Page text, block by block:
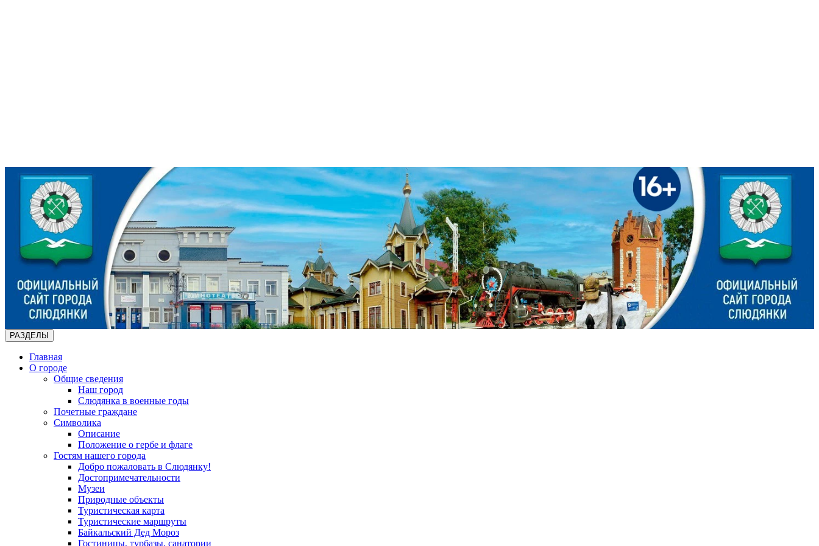
РАЗДЕЛЫ
Главная
О городе
Общие сведения
Наш город
Слюдянка в военные годы
Почетные граждане
Символика
Описание
Положение о гербе и флаге
Гостям нашего города
Добро пожаловать в Слюдянку!
Достопримечательности
Музеи
Природные объекты
Туристическая карта
Туристические маршруты
Байкальский Дед Мороз
Гостиницы, турбазы, санатории